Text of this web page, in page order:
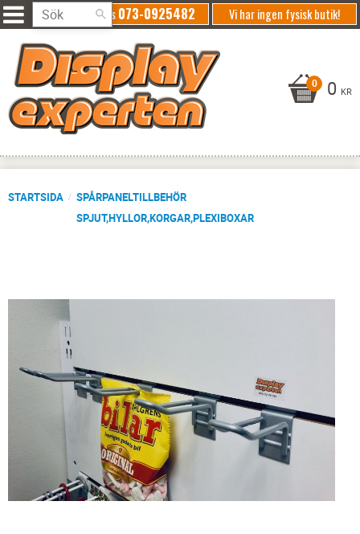
Vi har ingen fysisk butik!
Ring oss073-0925482
0 KR
STARTSIDA
SPÅRPANELTILLBEHÖR
SPJUT,HYLLOR,KORGAR,PLEXIBOXAR